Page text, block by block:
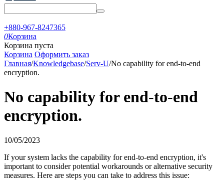
+880-967-8247365
0Корзина
Корзина пуста
Корзина Оформить заказ
Главная/Knowledgebase/Serv-U/No capability for end-to-end
encryption.
No capability for end-to-end
encryption.
10/05/2023
If your system lacks the capability for end-to-end encryption, it's
important to consider potential workarounds or alternative security
measures. Here are steps you can take to address this issue: